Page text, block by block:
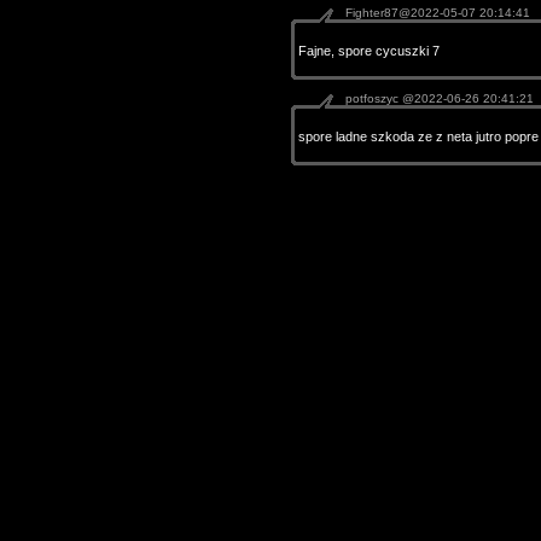
Fighter87@2022-05-07 20:14:41
Fajne, spore cycuszki 7
potfoszyc @2022-06-26 20:41:21
spore ladne szkoda ze z neta jutro popre